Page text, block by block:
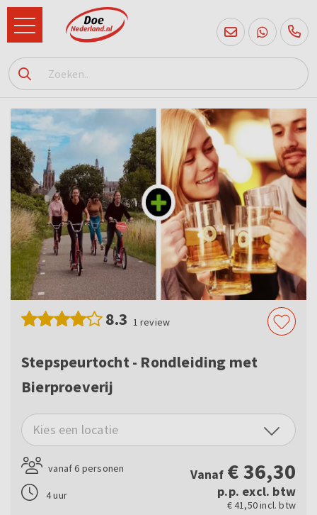
085
760
2556
8.3 1 review
Stepspeurtocht - Rondleiding met
Bierproeverij
Kies een locatie
vanaf 6 personen
4 uur
Vanaf €36,30
p.p. excl. btw
€ 41,50 incl. btw